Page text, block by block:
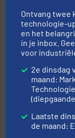
Optyl BVBA
Van Low
van officiële
Ontvang twee
technologie-
en het
in je inbox.
voor
2e dinsdag
maand:
Laatste
de maand: